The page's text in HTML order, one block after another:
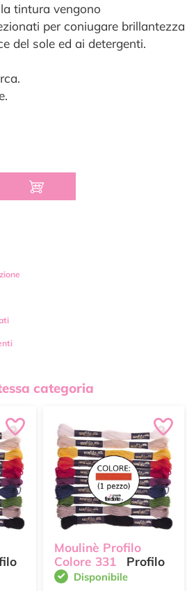
tintura vengono
per coniugare brillantezza
del sole ed ai detergenti.
categoria
Moulinè Profilo
Colore 331
Profilo
Disponibile